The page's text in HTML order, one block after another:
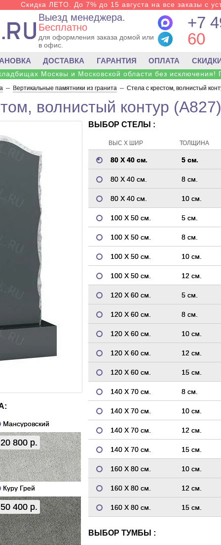
Скидка ЛЕТО. До 7% до 15 августа на все заказы с
Выезд менеджера.
Бесплатно
для оформления заказа домой или
в офис.
+7
60
ДОСТАВКА ГАРАНТИЯ ОПЛАТА
Москвы и Московской области без исключения!
-- Вертикальные памятники из гранита -- Стела с крестом, волнистый
волнистый контур (A827)
Мансуровский
20 800 р.
Куру Грей
50 400 р.
ВЫБОР СТЕЛЫ :
ВЫС Х ШИР ТОЛЩИНА
80 Х 40 см. 5 см.
80 Х 40 см. 8 см.
80 Х 40 см. 10 см.
100 Х 50 см. 5 см.
100 Х 50 см. 8 см.
100 Х 50 см. 10 см.
100 Х 50 см. 12 см.
120 Х 60 см. 5 см.
120 Х 60 см. 8 см.
120 Х 60 см. 10 см.
120 Х 60 см. 12 см.
120 Х 60 см. 15 см.
140 Х 70 см. 8 см.
140 Х 70 см. 10 см.
140 Х 70 см. 12 см.
140 Х 70 см. 15 см.
160 Х 80 см. 10 см.
160 Х 80 см. 12 см.
160 Х 80 см. 15 см.
ВЫБОР ТУМБЫ :